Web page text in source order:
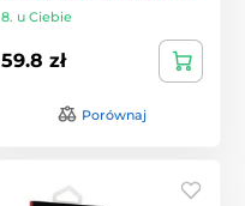
8. u Ciebie
59.8 zł
Porównaj